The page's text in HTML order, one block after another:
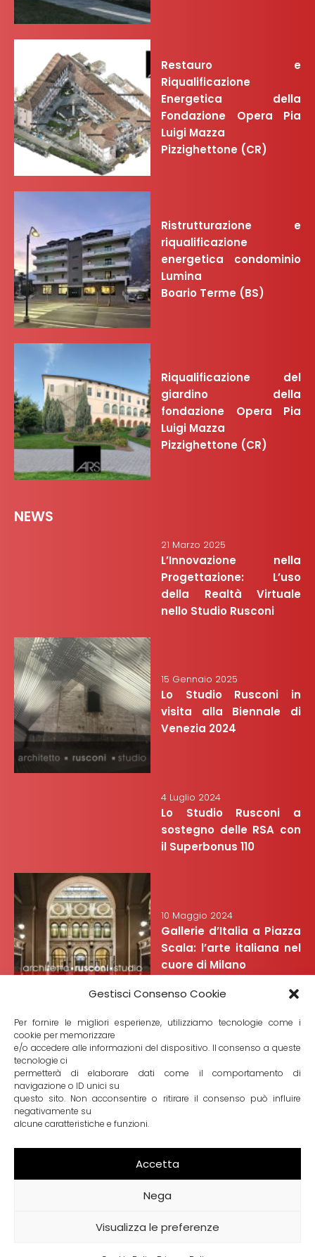
Gestisci Consenso Cookie
Per fornire le migliori esperienze, utilizziamo tecnologie come i
cookie per memorizzare
e/o accedere alle informazioni del dispositivo. Il consenso a queste
tecnologie ci
permetterà di elaborare dati come il comportamento di
navigazione o ID unici su
questo sito. Non acconsentire o ritirare il consenso può influire
negativamente su
alcune caratteristiche e funzioni.
Accetta
Nega
Visualizza le preferenze
Restauro e
Riqualificazione
Energetica della
Fondazione Opera Pia
Luigi Mazza
Pizzighettone (CR)
Ristrutturazione e
riqualificazione
energetica condominio
Lumina
Boario Terme (BS)
Riqualificazione del
giardino della
fondazione Opera Pia
Luigi Mazza
Pizzighettone (CR)
NEWS
21 Marzo 2025
L’Innovazione nella
Progettazione: L’uso
della Realtà Virtuale
nello Studio Rusconi
15 Gennaio 2025
Lo Studio Rusconi in
visita alla Biennale di
Venezia 2024
4 Luglio 2024
Lo Studio Rusconi a
sostegno delle RSA con
il Superbonus 110
10 Maggio 2024
Gallerie d’Italia a Piazza
Scala: l’arte italiana nel
cuore di Milano
7 Febbraio 2024
Rovereto: molto più di un
Piazza Federici 7 | 25047 Darfo Boario Terme BS | PI